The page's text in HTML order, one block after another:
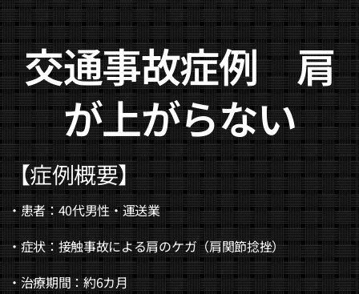
交通事故症例 肩
が上がらない
【症例概要】
・患者：40代男性・運送業
・症状：接触事故による肩のケガ（肩関節捻挫）
・治療期間：約6カ月